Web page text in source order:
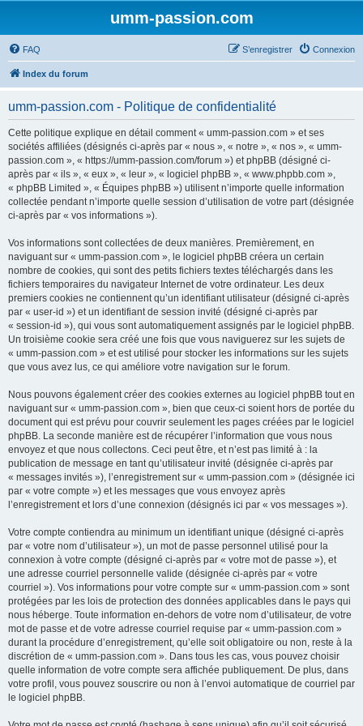
umm-passion.com
FAQ Connexion
S’enregistrer
Index du forum
umm-passion.com - Politique de confidentialité
Cette politique explique en détail comment « umm-passion.com » et ses
sociétés affiliées (désignés ci-après par « nous », « notre », « nos », « umm-
passion.com », « https://umm-passion.com/forum ») et phpBB (désigné ci-
après par « ils », « eux », « leur », « logiciel phpBB », « www.phpbb.com »,
« phpBB Limited », « Équipes phpBB ») utilisent n’importe quelle information
collectée pendant n’importe quelle session d’utilisation de votre part (désignée
ci-après par « vos informations »).
Vos informations sont collectées de deux manières. Premièrement, en
naviguant sur « umm-passion.com », le logiciel phpBB créera un certain
nombre de cookies, qui sont des petits fichiers textes téléchargés dans les
fichiers temporaires du navigateur Internet de votre ordinateur. Les deux
premiers cookies ne contiennent qu’un identifiant utilisateur (désigné ci-après
par « user-id ») et un identifiant de session invité (désigné ci-après par
« session-id »), qui vous sont automatiquement assignés par le logiciel phpBB.
Un troisième cookie sera créé une fois que vous naviguerez sur les sujets de
« umm-passion.com » et est utilisé pour stocker les informations sur les sujets
que vous avez lus, ce qui améliore votre navigation sur le forum.
Nous pouvons également créer des cookies externes au logiciel phpBB tout en
naviguant sur « umm-passion.com », bien que ceux-ci soient hors de portée du
document qui est prévu pour couvrir seulement les pages créées par le logiciel
phpBB. La seconde manière est de récupérer l’information que vous nous
envoyez et que nous collectons. Ceci peut être, et n’est pas limité à : la
publication de message en tant qu’utilisateur invité (désignée ci-après par
« messages invités »), l’enregistrement sur « umm-passion.com » (désignée ici
par « votre compte ») et les messages que vous envoyez après
l’enregistrement et lors d’une connexion (désignés ici par « vos messages »).
Votre compte contiendra au minimum un identifiant unique (désigné ci-après
par « votre nom d’utilisateur »), un mot de passe personnel utilisé pour la
connexion à votre compte (désigné ci-après par « votre mot de passe »), et
une adresse courriel personnelle valide (désignée ci-après par « votre
courriel »). Vos informations pour votre compte sur « umm-passion.com » sont
protégées par les lois de protection des données applicables dans le pays qui
nous héberge. Toute information en-dehors de votre nom d’utilisateur, de votre
mot de passe et de votre adresse courriel requise par « umm-passion.com »
durant la procédure d’enregistrement, qu’elle soit obligatoire ou non, reste à la
discrétion de « umm-passion.com ». Dans tous les cas, vous pouvez choisir
quelle information de votre compte sera affichée publiquement. De plus, dans
votre profil, vous pouvez souscrire ou non à l’envoi automatique de courriel par
le logiciel phpBB.